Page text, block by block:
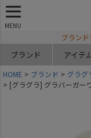
MENU
ブラン
ブランド アイテ
HOME ブランド
グラグ
[グラグラ] グラバーガー